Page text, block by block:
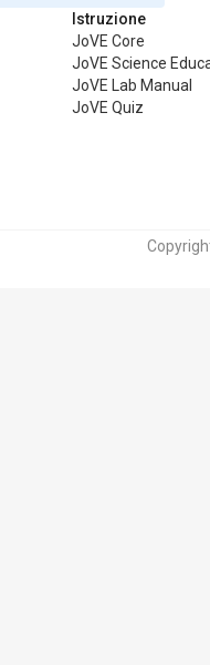
Istruzione
JoVE Core
JoVE Science
JoVE Lab Manual
JoVE Quiz